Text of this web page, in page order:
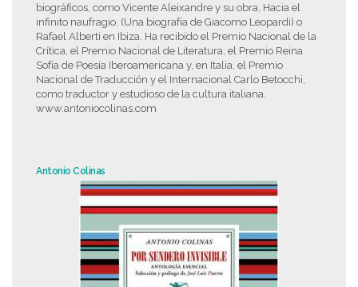
biográficos, como Vicente Aleixandre y su obra, Hacia el
infinito naufragio. (Una biografía de Giacomo Leopardi) o
Rafael Alberti en Ibiza. Ha recibido el Premio Nacional de la
Crítica, el Premio Nacional de Literatura, el Premio Reina
Sofía de Poesía Iberoamericana y, en Italia, el Premio
Nacional de Traducción y el Internacional Carlo Betocchi,
como traductor y estudioso de la cultura italiana.
www.antoniocolinas.com
Antonio Colinas